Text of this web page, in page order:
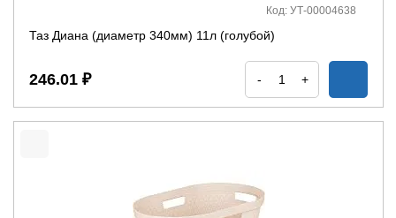
Код: УТ-00004638
Таз Диана (диаметр 340мм) 11л (голубой)
246.01 ₽ - +